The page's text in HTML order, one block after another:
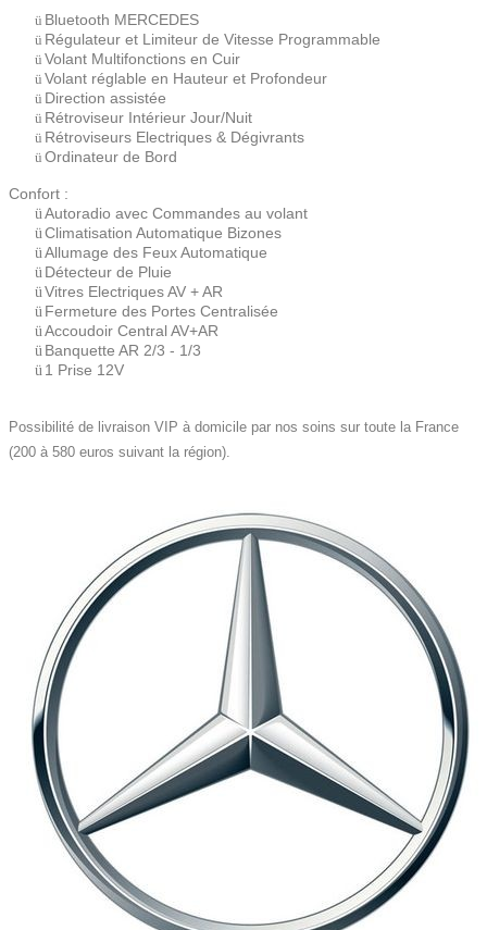
ü Bluetooth MERCEDES
ü Régulateur et Limiteur de Vitesse Programmable
ü Volant Multifonctions en Cuir
ü Volant réglable en Hauteur et Profondeur
ü Direction assistée
ü Rétroviseur Intérieur Jour/Nuit
ü Rétroviseurs Electriques & Dégivrants
ü Ordinateur de Bord
Confort :
üAutoradio avec Commandes au volant
üClimatisation Automatique Bizones
üAllumage des Feux Automatique
ü Détecteur de Pluie
üVitres Electriques AV + AR
ü Fermeture des Portes Centralisée
üAccoudoir Central AV+AR
ü Banquette AR 2/3 - 1/3
ü 1 Prise 12V
Possibilité de livraison VIP à domicile par nos soins sur toute la France
(200 à 580 euros suivant la région).